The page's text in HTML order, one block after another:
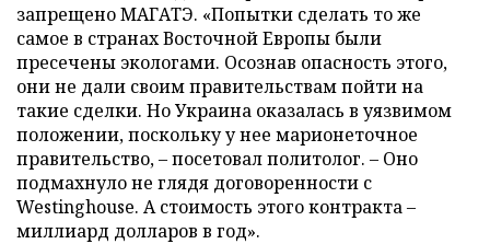
запрещено МАГАТЭ. «Попытки сделать то же
самое в странах Восточной Европы были
пресечены экологами. Осознав опасность этого,
они не дали своим правительствам пойти на
такие сделки. Но Украина оказалась в уязвимом
положении, поскольку у нее марионеточное
правительство, – посетовал политолог. – Оно
подмахнуло не глядя договоренности с
Westinghouse. А стоимость этого контракта –
миллиард долларов в год».